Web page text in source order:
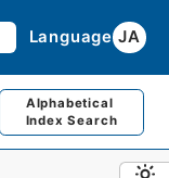
Language JA
Alphabetical
Index Search